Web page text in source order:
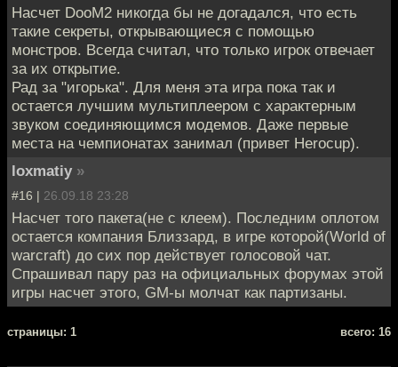
Насчет DooM2 никогда бы не догадался, что есть
такие секреты, открывающиеся с помощью
монстров. Всегда считал, что только игрок отвечает
за их открытие.
Рад за "игорька". Для меня эта игра пока так и
остается лучшим мультиплеером с характерным
звуком соединяющимся модемов. Даже первые
места на чемпионатах занимал (привет Herocup).
loxmatiy »
#16 | 26.09.18 23:28
Насчет того пакета(не с клеем). Последним оплотом
остается компания Близзард, в игре которой(World of
warcraft) до сих пор действует голосовой чат.
Спрашивал пару раз на официальных форумах этой
игры насчет этого, GM-ы молчат как партизаны.
cтраницы: 1 всего: 16